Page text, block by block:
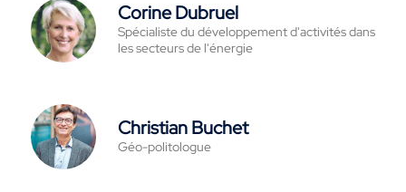
Corine Dubruel
Spécialiste du développement d'activités dans
les secteurs de l'énergie
Christian Buchet
Géo-politologue